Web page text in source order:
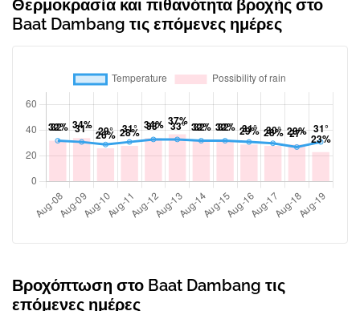
Θερμοκρασία και πιθανότητα βροχής στο
Baat Dambang τις επόμενες ημέρες
Βροχόπτωση στο Baat Dambang τις
επόμενες ημέρες